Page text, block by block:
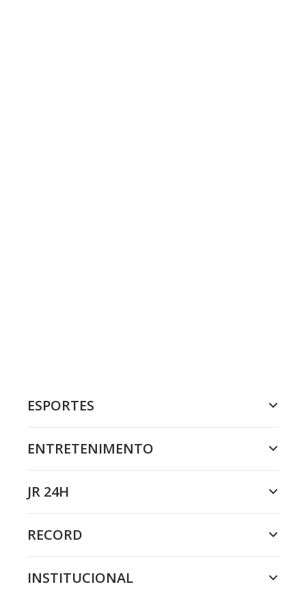
ESPORTES
ENTRETENIMENTO
JR 24H
RECORD
INSTITUCIONAL